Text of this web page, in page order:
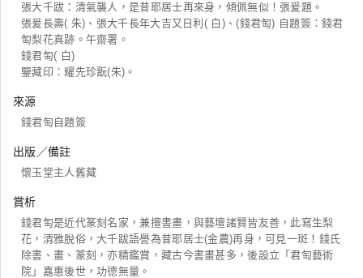
張大千跋：清氣襲人，是昔耶居士再來身，傾佩無似！張爰題。
張爰長壽( 朱)、張大千長年大吉又日利( 白)、(錢君匋) 自題簽：錢君
匋梨花真跡。午齋署。
錢君匋( 白)
鑒藏印：耀先珍翫(朱)。
來源
錢君匋自題簽
出版／備註
懷玉堂主人舊藏
賞析
錢君匋是近代篆刻名家，兼擅書畫，與藝壇諸賢皆友善，此寫生梨
花，清雅脫俗，大千跋語譽為昔耶居士(金農)再身，可見一斑！錢氏
除書、畫、篆刻，亦精鑑賞，藏古今書畫甚多，後設立「君匋藝術
院」嘉惠後世，功德無量。